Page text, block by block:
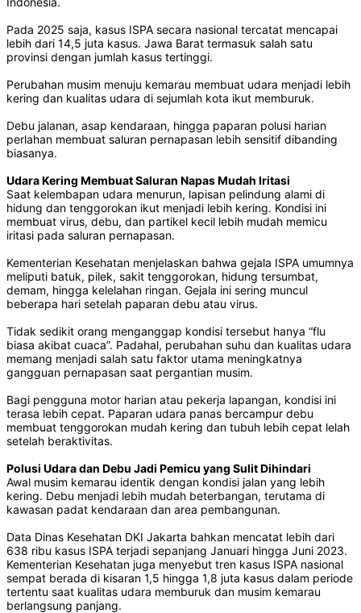
Pada 2025 saja, kasus ISPA secara nasional tercatat mencapai
lebih dari 14,5 juta kasus. Jawa Barat termasuk salah satu
provinsi dengan jumlah kasus tertinggi.
Perubahan musim menuju kemarau membuat udara menjadi lebih
kering dan kualitas udara di sejumlah kota ikut memburuk.
Debu jalanan, asap kendaraan, hingga paparan polusi harian
perlahan membuat saluran pernapasan lebih sensitif dibanding
biasanya.
Udara Kering Membuat Saluran Napas Mudah Iritasi
Saat kelembapan udara menurun, lapisan pelindung alami di
hidung dan tenggorokan ikut menjadi lebih kering. Kondisi ini
membuat virus, debu, dan partikel kecil lebih mudah memicu
iritasi pada saluran pernapasan.
Kementerian Kesehatan menjelaskan bahwa gejala ISPA umumnya
meliputi batuk, pilek, sakit tenggorokan, hidung tersumbat,
demam, hingga kelelahan ringan. Gejala ini sering muncul
beberapa hari setelah paparan debu atau virus.
Tidak sedikit orang menganggap kondisi tersebut hanya “flu
biasa akibat cuaca”. Padahal, perubahan suhu dan kualitas udara
memang menjadi salah satu faktor utama meningkatnya
gangguan pernapasan saat pergantian musim.
Bagi pengguna motor harian atau pekerja lapangan, kondisi ini
terasa lebih cepat. Paparan udara panas bercampur debu
membuat tenggorokan mudah kering dan tubuh lebih cepat lelah
setelah beraktivitas.
Polusi Udara dan Debu Jadi Pemicu yang Sulit Dihindari
Awal musim kemarau identik dengan kondisi jalan yang lebih
kering. Debu menjadi lebih mudah beterbangan, terutama di
kawasan padat kendaraan dan area pembangunan.
Data Dinas Kesehatan DKI Jakarta bahkan mencatat lebih dari
638 ribu kasus ISPA terjadi sepanjang Januari hingga Juni 2023.
Kementerian Kesehatan juga menyebut tren kasus ISPA nasional
sempat berada di kisaran 1,5 hingga 1,8 juta kasus dalam periode
tertentu saat kualitas udara memburuk dan musim kemarau
berlangsung panjang.